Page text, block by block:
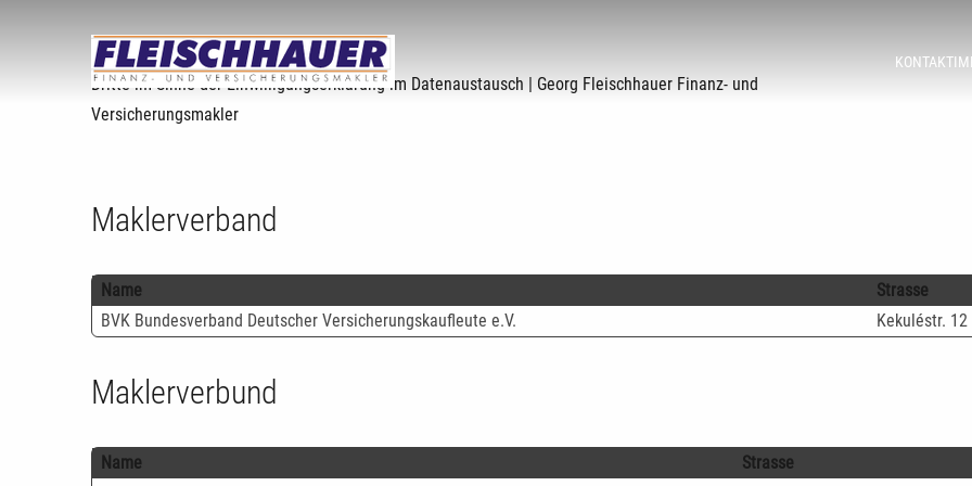
KONTAKT
Dritte im Sinne der Einwilligungserklärung im Datenaustausch | Georg Fleischhauer Finanz- und
Versicherungsmakler
Maklerverband
Name Strasse
BVK Bundesverband Deutscher Versicherungskaufleute e.V.
Kekuléstr. 12
Maklerverbund
Name Strasse